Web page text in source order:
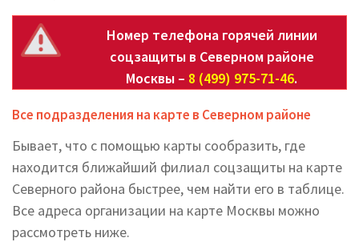
Номер телефона горячей линии
соцзащиты в Северном районе
Москвы – 8 (499) 975-71-46.
Все подразделения на карте в Северном районе
Бывает, что с помощью карты сообразить, где
находится ближайший филиал соцзащиты на карте
Северного района быстрее, чем найти его в таблице.
Все адреса организации на карте Москвы можно
рассмотреть ниже.